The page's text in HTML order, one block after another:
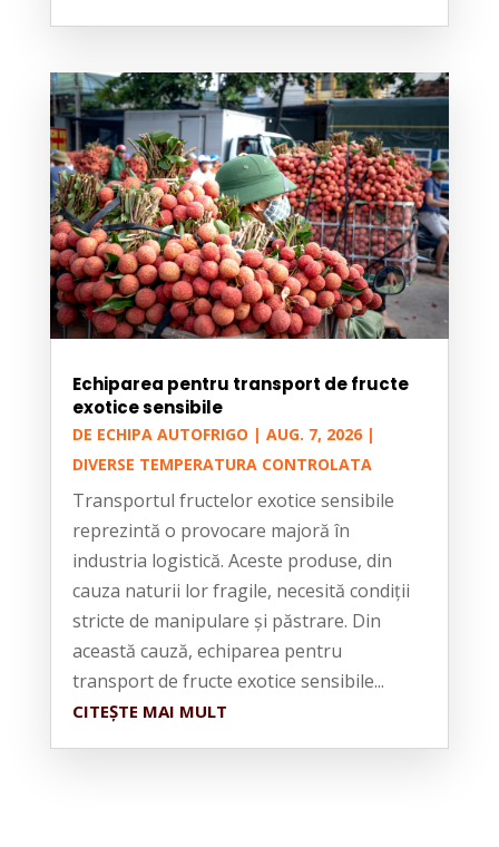
Echiparea pentru transport de fructe
exotice sensibile
DE ECHIPA AUTOFRIGO | AUG. 7, 2026|
DIVERSE TEMPERATURA CONTROLATA
Transportul fructelor exotice sensibile
reprezintă o provocare majoră în
industria logistică. Aceste produse, din
cauza naturii lor fragile, necesită condiții
stricte de manipulare și păstrare. Din
această cauză, echiparea pentru
transport de fructe exotice sensibile...
CITEȘTE MAI MULT